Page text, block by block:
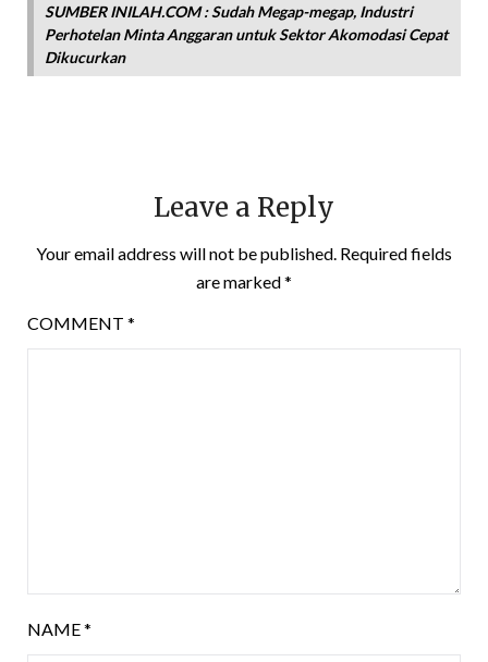
SUMBER INILAH.COM : Sudah Megap-megap, Industri
Perhotelan Minta Anggaran untuk Sektor Akomodasi Cepat
Dikucurkan
Leave a Reply
Your email address will not be published. Required fields
are marked*
COMMENT *
NAME*